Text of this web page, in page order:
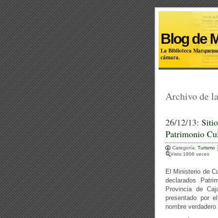
Blog de
La Biblioteca
cámara.
Archivo de
26/12/13:
Patrimonio
Categoría: Turismo
Visto:1806 veces
El Ministerio de
declarados
Provincia de
presentado por
nombre